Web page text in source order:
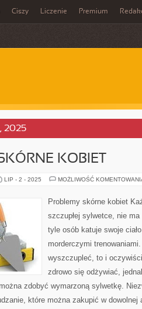
Ciszy Liczenie Premium
2025
KOBIET
LIP - 2 - 2025 MOŻLIWOŚĆ
Problemy skórne kobiet
szczupłej sylwetce, nie
tyle osób katuje swoje
morderczymi
wyszczupleć, to i
zdrowo się odżywiać,
zdobyć wymarzoną sylwetkę.
które można zakupić w